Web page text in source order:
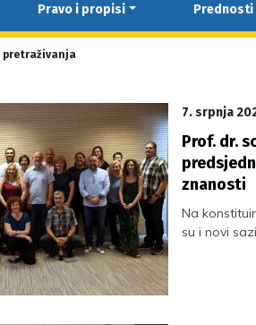
Pravo i propisi Prednosti
pretraživanja
7. srpnja
Prof. dr.
znanosti
Na
su i novi